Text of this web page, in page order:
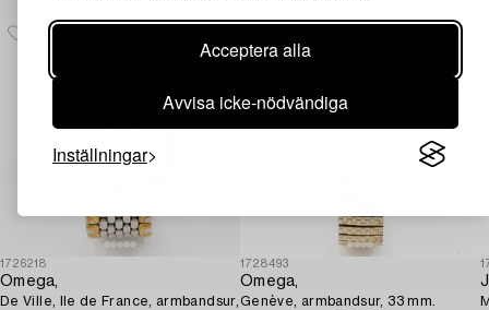
Acceptera alla
Avvisa icke-nödvändiga
Inställningar
1726218
Omega,
De Ville, Ile de France, armbandsur,
1728493
Omega,
Genève, armbandsur, 33 mm.